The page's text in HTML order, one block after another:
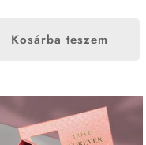
Kosárba teszem